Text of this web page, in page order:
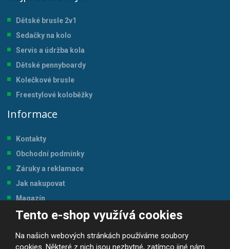
Tento e-shop využívá cookies
Na našich webových stránkách používáme soubory
cookies. Některé z nich jsou nezbytné, zatímco jiné nám
Dětské brusle 2v1
Sedačky na kolo
Servis a údržba kola
Dětské pennyboardy
Kolečkové brusle
Freestylové koloběžky
Informace
Kontakty
Obchodní podmínky
Záruky a reklamace
Jak nakupovat
Magazín
Tabulka velikostí